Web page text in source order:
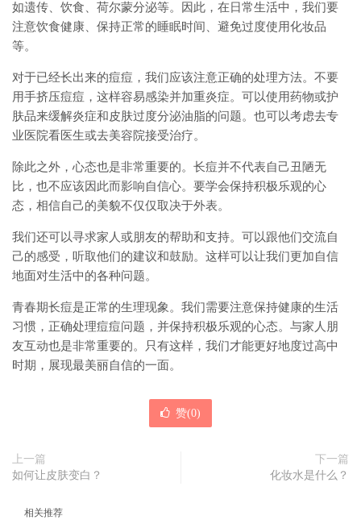
如遗传、饮食、荷尔蒙分泌等。因此，在日常生活中，我们要
注意饮食健康、保持正常的睡眠时间、避免过度使用化妆品
等。
对于已经长出来的痘痘，我们应该注意正确的处理方法。不要
用手挤压痘痘，这样容易感染并加重炎症。可以使用药物或护
肤品来缓解炎症和皮肤过度分泌油脂的问题。也可以考虑去专
业医院看医生或去美容院接受治疗。
除此之外，心态也是非常重要的。长痘并不代表自己丑陋无
比，也不应该因此而影响自信心。要学会保持积极乐观的心
态，相信自己的美貌不仅仅取决于外表。
我们还可以寻求家人或朋友的帮助和支持。可以跟他们交流自
己的感受，听取他们的建议和鼓励。这样可以让我们更加自信
地面对生活中的各种问题。
青春期长痘是正常的生理现象。我们需要注意保持健康的生活
习惯，正确处理痘痘问题，并保持积极乐观的心态。与家人朋
友互动也是非常重要的。只有这样，我们才能更好地度过高中
时期，展现最美丽自信的一面。
赞(0)
上一篇
如何让皮肤变白？
下一篇
化妆水是什么？
相关推荐